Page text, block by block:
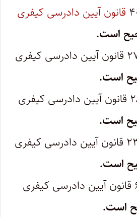
قانون آیین دادرسی کیفری